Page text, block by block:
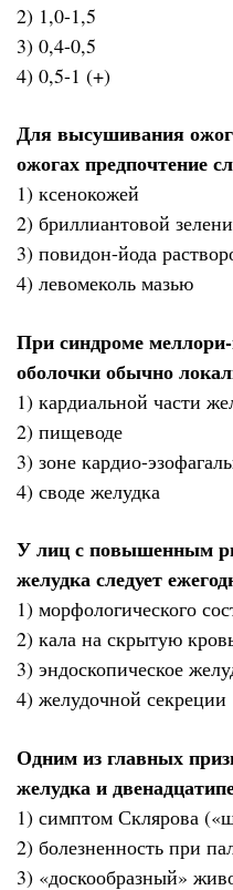
2) 1,0-1,5
3) 0,4-0,5
4) 0,5-1 (+)
Для высушивания
ожогах предпочтение
1) ксенокожей
2) бриллиантовой
3) повидон-йода
4) левомеколь мазью
При синдроме
оболочки обычно
1) кардиальной части
2) пищеводе
3) зоне кардио-
4) своде желудка
У лиц с повышенным
желудка следует
1) морфологического
2) кала на скрытую
3) эндоскопическое
4) желудочной секреции
Одним из главных
желудка и
1) симптом Склярова
2) болезненность при
3) «доскообразный»